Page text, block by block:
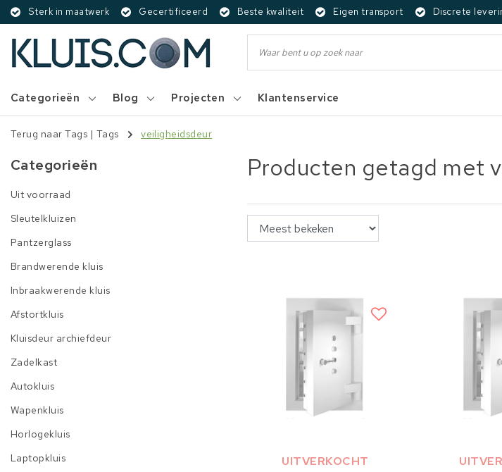
Sterk in maatwerk Gecertificeerd Beste kwaliteit Eigen transport Discrete
Categorieën Blog Projecten Klantenservice
Terug naar Tags | Tags veiligheidsdeur
Categorieën
Uit voorraad
Sleutelkluizen
Pantzerglass
Brandwerende kluis
Inbraakwerende kluis
Afstortkluis
Kluisdeur archiefdeur
Zadelkast
Autokluis
Wapenkluis
Horlogekluis
Laptopkluis
Producten getagd met
UITVERKOCHT